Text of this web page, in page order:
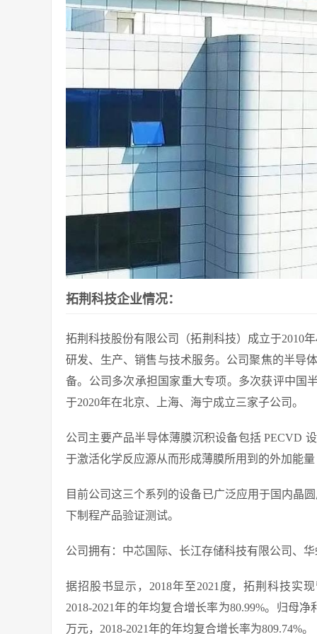
拓荆科技企业情况：
拓荆科技股份有限公司（拓荆科技）成立于2010
研发、生产、销售与技术服务。公司聚焦的半导
备。公司多次承担国家重大专项。多次获评中国
于2020年在北京、上海、海宁成立三家子公司。
公司主要产品半导体薄膜沉积设备包括 PECVD
于激活化学反应源从而形成薄膜所用到的外加能
目前公司这三个系列的设备已广泛应用于国内晶
下制程产品验证测试。
公司拥有：中芯国际、长江存储科技有限公司、
据招股书显示，2018年至2021度，拓荆科技实
2018-2021年的年均复合增长率为80.99%。归母净
万元，2018-2021年的年均复合增长率为809.74%。